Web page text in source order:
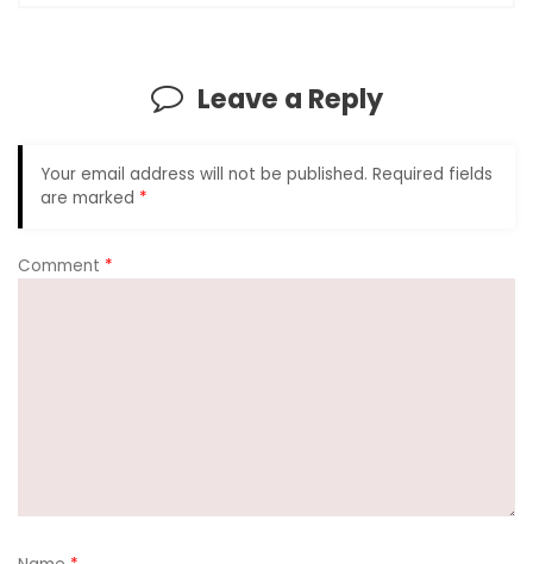
Leave a Reply
Your email address will not be published. Required fields
are marked *
Comment *